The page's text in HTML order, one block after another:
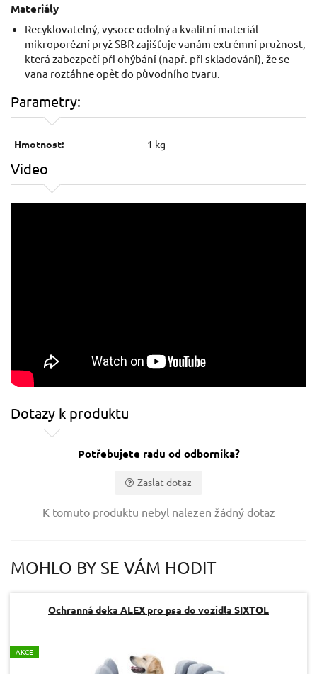
Materiály
Recyklovatelný, vysoce odolný a kvalitní materiál -
mikroporézní pryž SBR zajišťuje vanám extrémní pružnost,
která zabezpečí při ohýbání (např. při skladování), že se
vana roztáhne opět do původního tvaru.
Parametry:
Hmotnost: 1 kg
Video
Dotazy k produktu
Potřebujete radu od odborníka?
Zaslat dotaz
K tomuto produktu nebyl nalezen žádný dotaz
MOHLO BY SE VÁM HODIT
Ochranná deka ALEX pro psa do vozidla SIXTOL
AKCE